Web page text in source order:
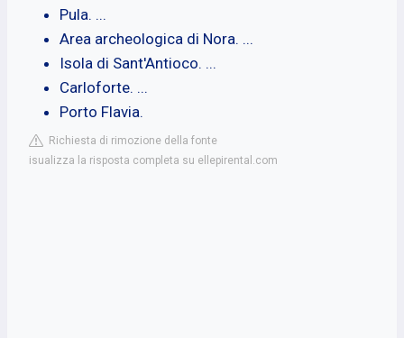
Pula. ...
Area archeologica di Nora. ...
Isola di Sant'Antioco. ...
Carloforte. ...
Porto Flavia.
Richiesta di rimozione della fonte
isualizza la risposta completa su ellepirental.com